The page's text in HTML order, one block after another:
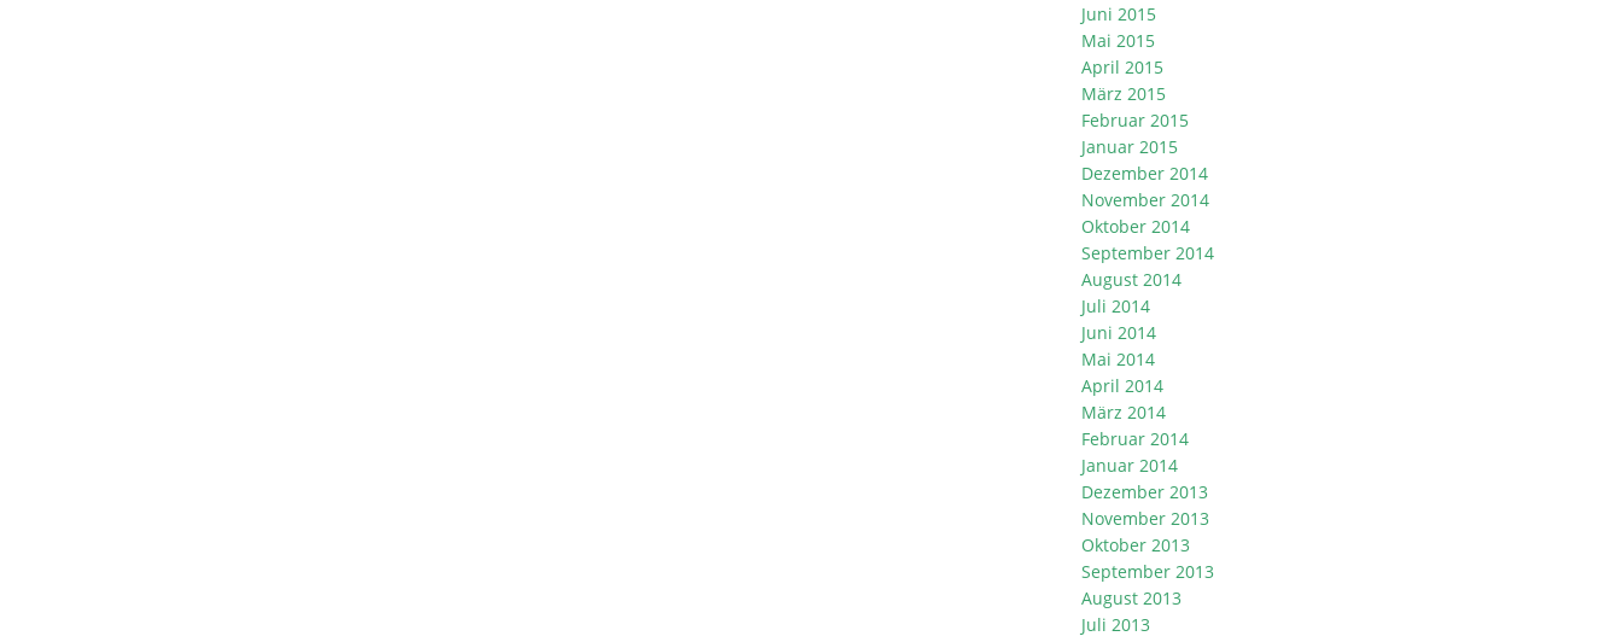
Juni 2015
Mai 2015
April 2015
März 2015
Februar 2015
Januar 2015
Dezember 2014
November 2014
Oktober 2014
September 2014
August 2014
Juli 2014
Juni 2014
Mai 2014
April 2014
März 2014
Februar 2014
Januar 2014
Dezember 2013
November 2013
Oktober 2013
September 2013
August 2013
Juli 2013